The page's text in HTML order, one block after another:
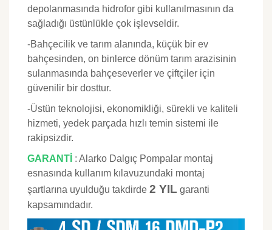
depolanmasında hidrofor gibi kullanılmasının da
sağladığı üstünlükle çok işlevseldir.
-Bahçecilik ve tarım alanında, küçük bir ev
bahçesinden, on binlerce dönüm tarım arazisinin
sulanmasında bahçeseverler ve çiftçiler için
güvenilir bir dosttur.
-Üstün teknolojisi, ekonomikliği, sürekli ve kaliteli
hizmeti, yedek parçada hızlı temin sistemi ile
rakipsizdir.
GARANTİ : Alarko Dalgıç Pompalar montaj
esnasında kullanım kılavuzundaki montaj
şartlarına uyulduğu takdirde 2 YIL garanti
kapsamındadır.